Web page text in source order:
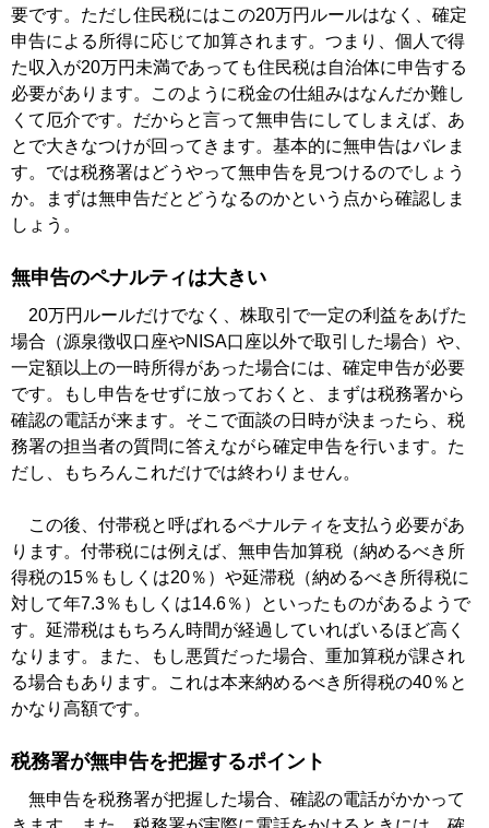
要です。ただし住民税にはこの20万円ルールはなく、確定
申告による所得に応じて加算されます。つまり、個人で得
た収入が20万円未満であっても住民税は自治体に申告する
必要があります。このように税金の仕組みはなんだか難し
くて厄介です。だからと言って無申告にしてしまえば、あ
とで大きなつけが回ってきます。基本的に無申告はバレま
す。では税務署はどうやって無申告を見つけるのでしょう
か。まずは無申告だとどうなるのかという点から確認しま
しょう。
無申告のペナルティは大きい
20万円ルールだけでなく、株取引で一定の利益をあげた
場合（源泉徴収口座やNISA口座以外で取引した場合）や、
一定額以上の一時所得があった場合には、確定申告が必要
です。もし申告をせずに放っておくと、まずは税務署から
確認の電話が来ます。そこで面談の日時が決まったら、税
務署の担当者の質問に答えながら確定申告を行います。た
だし、もちろんこれだけでは終わりません。
この後、付帯税と呼ばれるペナルティを支払う必要があ
ります。付帯税には例えば、無申告加算税（納めるべき所
得税の15％もしくは20％）や延滞税（納めるべき所得税に
対して年7.3％もしくは14.6％）といったものがあるようで
す。延滞税はもちろん時間が経過していればいるほど高く
なります。また、もし悪質だった場合、重加算税が課され
る場合もあります。これは本来納めるべき所得税の40％と
かなり高額です。
税務署が無申告を把握するポイント
無申告を税務署が把握した場合、確認の電話がかかって